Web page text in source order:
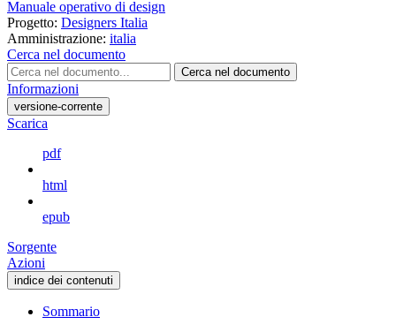
Manuale operativo di design
Progetto: Designers Italia
Amministrazione: italia
Cerca nel documento
Cerca nel documento
Informazioni
versione-corrente
Scarica
pdf
html
epub
Sorgente
Azioni
indice dei contenuti
Sommario